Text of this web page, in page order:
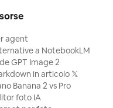
agent
a NotebookLM
GPT Image 2
in articolo 𝕏
Banana 2 vs Pro
foto IA